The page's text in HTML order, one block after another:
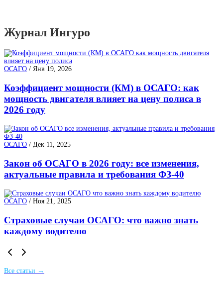
Журнал Ингуро
ОСАГО / Янв 19, 2026
Коэффициент мощности (КМ) в ОСАГО: как
мощность двигателя влияет на цену полиса в
2026 году
ОСАГО / Дек 11, 2025
Закон об ОСАГО в 2026 году: все изменения,
актуальные правила и требования ФЗ-40
ОСАГО / Ноя 21, 2025
Страховые случаи ОСАГО: что важно знать
каждому водителю
Все статьи →